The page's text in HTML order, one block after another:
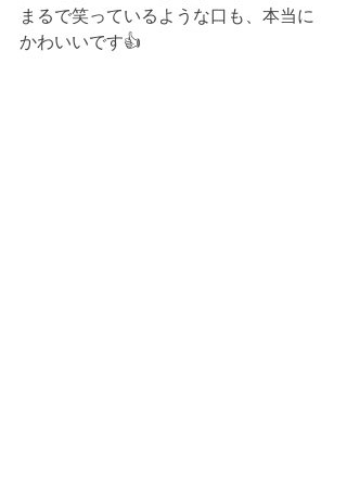
まるで笑っているような口も、本当に
かわいいです👍